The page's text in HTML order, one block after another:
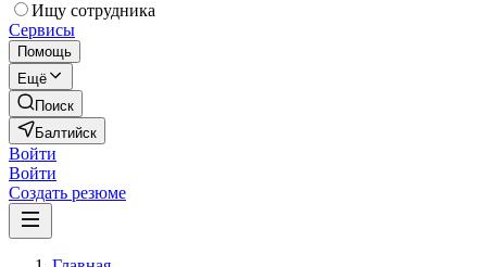
Ищу сотрудника
Сервисы
Помощь
Ещё
Поиск
Балтийск
Войти
Войти
Создать резюме